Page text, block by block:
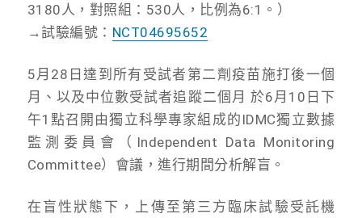
3180人，對照組：530人，比例為6:1。）
→試驗編號： NCT04695652
5月28日達到所有受試者第二劑疫苗施打後一個
月、以及中位數受試者追蹤二個月 於6月10日下
午1點召開由獨立科學專家組成的IDMC獨立數據
監測委員會（Independent Data Monitoring
Committee）會議，進行期間分析解盲。
在盲性狀態下，上傳至第三方臨床試驗受託機